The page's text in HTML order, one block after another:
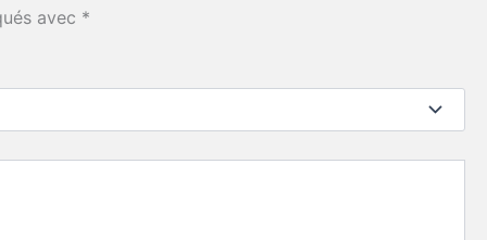
avec *